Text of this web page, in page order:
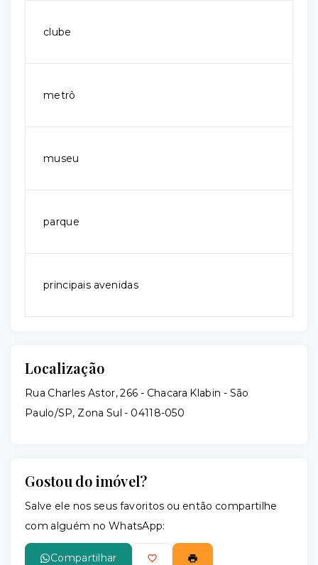
clube
metrô
museu
parque
principais avenidas
Localização
Rua Charles Astor, 266 - Chacara Klabin - São
Paulo/SP, Zona Sul - 04118-050
Gostou do imóvel?
Salve ele nos seus favoritos ou então compartilhe
com alguém no WhatsApp:
Compartilhar